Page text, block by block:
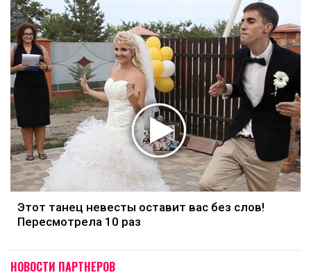
Этот танец невесты оставит вас без слов!
Пересмотрела 10 раз
НОВОСТИ ПАРТНЕРОВ